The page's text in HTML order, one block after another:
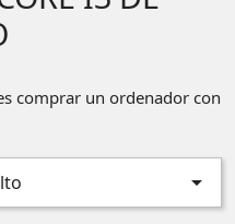
comprar un ordenador con
